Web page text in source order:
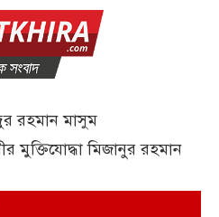
রহমান মাসুম
মুক্তিযোদ্ধা মিজানুর রহমান